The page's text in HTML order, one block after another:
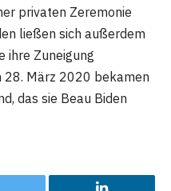
privaten Zeremonie
ließen sich außerdem
ihre Zuneigung
28. März 2020 bekamen
das sie Beau Biden